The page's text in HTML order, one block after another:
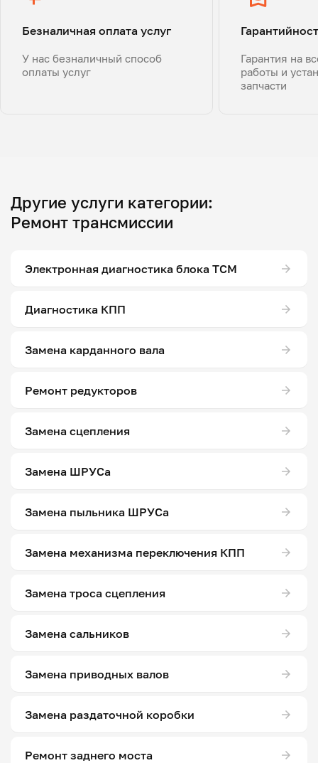
Безналичная оплата услуг
У нас безналичный способ
оплаты услуг
Гарантия на
работы и
запчасти
Другие услуги категории:
Ремонт трансмиссии
Электронная диагностика блока ТСМ
Диагностика КПП
Замена карданного вала
Ремонт редукторов
Замена сцепления
Замена ШРУСа
Замена пыльника ШРУСа
Замена механизма переключения КПП
Замена троса сцепления
Замена сальников
Замена приводных валов
Замена раздаточной коробки
Ремонт заднего моста